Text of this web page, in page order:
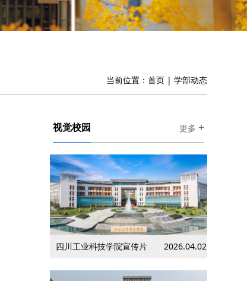
当前位置： 首页| 学部动态
视觉校园 更多 +
四川工业科技学院宣传片 2026.04.02